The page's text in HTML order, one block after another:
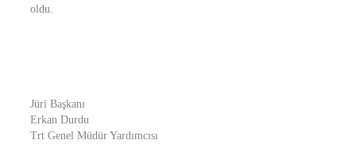
oldu.
Jüri Başkanı
Erkan Durdu
Trt Genel Müdür Yardımcısı